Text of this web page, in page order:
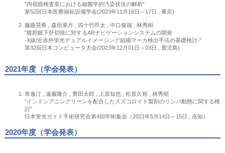
"内視鏡検査室における細菌学的汚染状況の解析"
第52回日本医療福祉設備学会(2023年11月16日～17日 , 東京)
藤曲晃希 , 森田菜月 , 四十竹昂太 , 中口俊哉 , 林秀樹
"腹腔鏡下肝切除に対するARナビゲーションシステムの開発
-X線/近赤外蛍光デュアルイメージング組織マーカ検出手法の基礎検討-"
第32回日本コンピュータ大会(2023年12月01日～03日 , 鹿児島)
2021年度（学会発表）
章逸汀 , 遠藤隆介 , 豊田太郎 , 上原知也 , 松原久裕 , 林秀樹
"インドシアニングリーンを配合したスズコロイド製剤のリンパ動態に関する検
討"
日本蛍光ガイド手術研究会第4回学術集会（2021年5月14日～15日 , 高知）
2020年度（学会発表）